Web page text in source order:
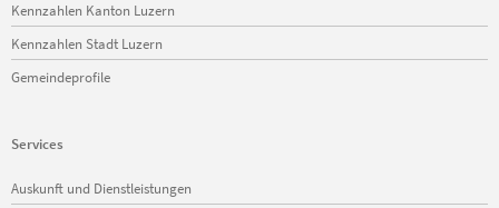
Kennzahlen Kanton Luzern
Kennzahlen Stadt Luzern
Gemeindeprofile
Services
Navigation
überspringen
Auskunft und Dienstleistungen